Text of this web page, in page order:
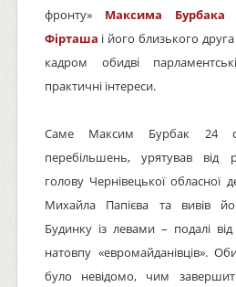
фронту» Максима Бурбака
Фірташа і його близького друга
кадром обидві
практичні інтереси.
Саме Максим Бурбак 24
перебільшень, урятував від
голову Чернівецької обласної
Михайла Папієва та вивів
Будинку із левами – подалі
натовпу «евромайданівців».
було невідомо, чим